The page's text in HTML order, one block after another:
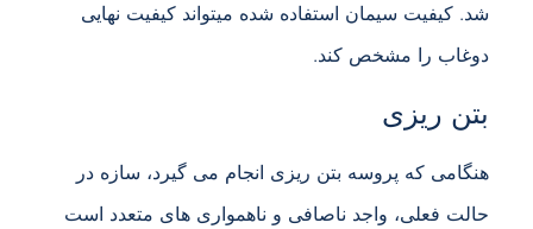
شد. کیفیت سیمان استفاده شده میتواند کیفیت نهایی
دوغاب را مشخص کند.
بتن ریزی
هنگامی که پروسه بتن ریزی انجام می گیرد، سازه در
حالت فعلی، واجد ناصافی و ناهمواری های متعدد است